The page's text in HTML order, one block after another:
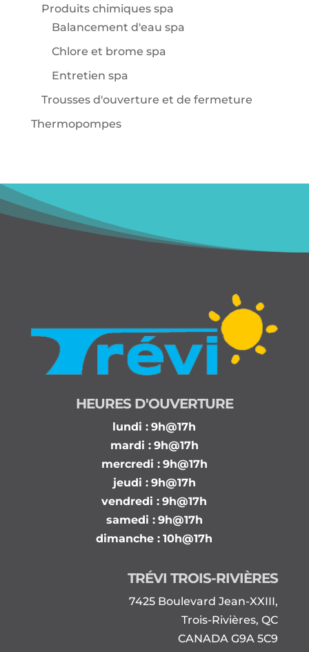
Produits chimiques spa
Balancement d'eau spa
Chlore et brome spa
Entretien spa
Trousses d'ouverture et de fermeture
Thermopompes
HEURES D'OUVERTURE
lundi : 9h@17h
mardi : 9h@17h
mercredi : 9h@17h
jeudi : 9h@17h
vendredi : 9h@17h
samedi : 9h@17h
dimanche : 10h@17h
TRÉVI TROIS-RIVIÈRES
7425 Boulevard Jean-XXIII,
Trois-Rivières, QC
CANADA G9A 5C9